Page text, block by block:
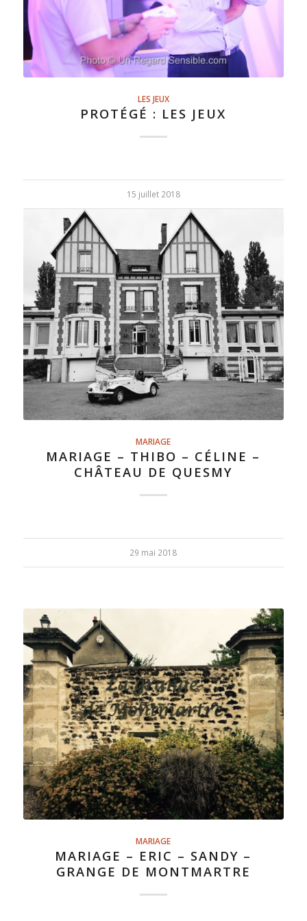
LES JEUX
PROTÉGÉ : LES JEUX
15 juillet 2018
MARIAGE
MARIAGE – THIBO – CÉLINE –
CHÂTEAU DE QUESMY
29 mai 2018
MARIAGE
MARIAGE – ERIC – SANDY –
GRANGE DE MONTMARTRE